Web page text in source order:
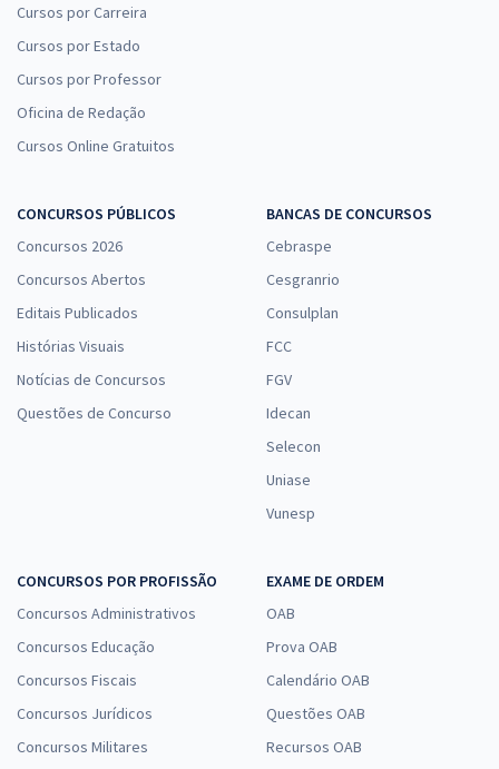
Cursos por Carreira
Cursos por Estado
Cursos por Professor
Oficina de Redação
Cursos Online Gratuitos
CONCURSOS PÚBLICOS
Concursos 2026
Concursos Abertos
Editais Publicados
Histórias Visuais
Notícias de Concursos
Questões de Concurso
BANCAS DE CONCURSOS
Cebraspe
Cesgranrio
Consulplan
FCC
FGV
Idecan
Selecon
Uniase
Vunesp
CONCURSOS POR PROFISSÃO
Concursos Administrativos
Concursos Educação
Concursos Fiscais
Concursos Jurídicos
Concursos Militares
EXAME DE ORDEM
OAB
Prova OAB
Calendário OAB
Questões OAB
Recursos OAB